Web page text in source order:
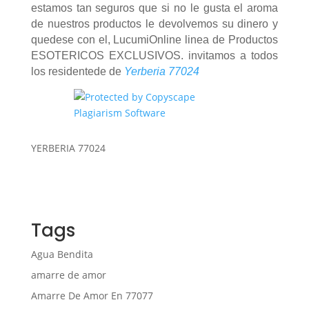
estamos tan seguros que si no le gusta el aroma
de nuestros productos le devolvemos su dinero y
quedese con el, LucumiOnline linea de Productos
ESOTERICOS EXCLUSIVOS. invitamos a todos
los residentede de Yerberia 77024
YERBERIA 77024
Tags
Agua Bendita
amarre de amor
Amarre De Amor En 77077